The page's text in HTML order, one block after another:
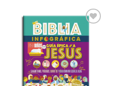
Añadir
a la
lista
deseos